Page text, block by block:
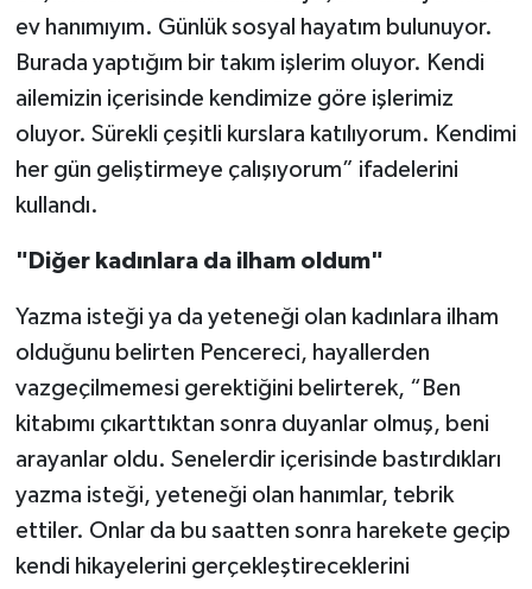
ev hanımıyım. Günlük sosyal hayatım bulunuyor.
Burada yaptığım bir takım işlerim oluyor. Kendi
ailemizin içerisinde kendimize göre işlerimiz
oluyor. Sürekli çeşitli kurslara katılıyorum. Kendimi
her gün geliştirmeye çalışıyorum” ifadelerini
kullandı.
"Diğer kadınlara da ilham oldum"
Yazma isteği ya da yeteneği olan kadınlara ilham
olduğunu belirten Pencereci, hayallerden
vazgeçilmemesi gerektiğini belirterek, “Ben
kitabımı çıkarttıktan sonra duyanlar olmuş, beni
arayanlar oldu. Senelerdir içerisinde bastırdıkları
yazma isteği, yeteneği olan hanımlar, tebrik
ettiler. Onlar da bu saatten sonra harekete geçip
kendi hikayelerini gerçekleştireceklerini